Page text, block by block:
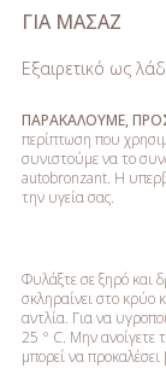
ΓΙΑ ΜΑΣΑΖ
Εξαιρετικό ως
ΠΑΡΑΚΑΛΟΥΜΕ,
περίπτωση που
συνιστούμε να το
autobronzant. Η
την υγεία σας.
Φυλάξτε σε ξηρό και
σκληραίνει στο κρύο
αντλία. Για να
25 ° C. Μην ανοίγετε
μπορεί να